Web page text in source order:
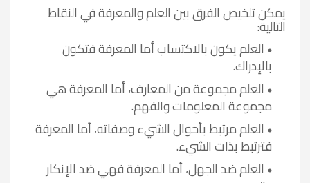
يمكن تلخيص الفرق بين العلم والمعرفة في النقاط
التالية:
العلم يكون بالاكتساب أما المعرفة فتكون
بالإدراك.
العلم مجموعة من المعارف، أما المعرفة هي
مجموعة المعلومات والفهم.
العلم مرتبط بأحوال الشيء وصفاته، أما المعرفة
فترتبط بذات الشيء.
العلم ضد الجهل، أما المعرفة فهي ضد الإنكار